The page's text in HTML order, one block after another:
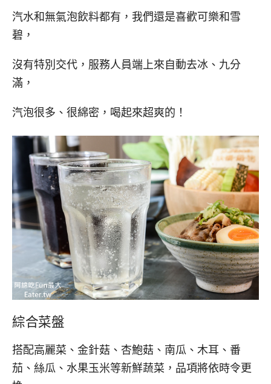
汽水和無氣泡飲料都有，我們還是喜歡可樂和雪
碧，
沒有特別交代，服務人員端上來自動去冰、九分
滿，
汽泡很多、很綿密，喝起來超爽的！
綜合菜盤
搭配高麗菜、金針菇、杏鮑菇、南瓜、木耳、番
茄、絲瓜、水果玉米等新鮮蔬菜，品項將依時令更